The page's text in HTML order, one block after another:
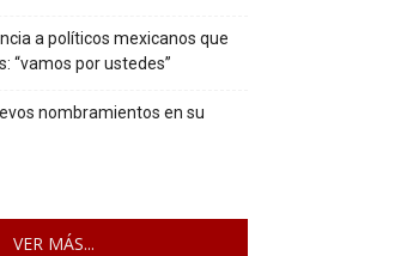
a políticos mexicanos que
“vamos por ustedes”
nombramientos en su
VER MÁS...